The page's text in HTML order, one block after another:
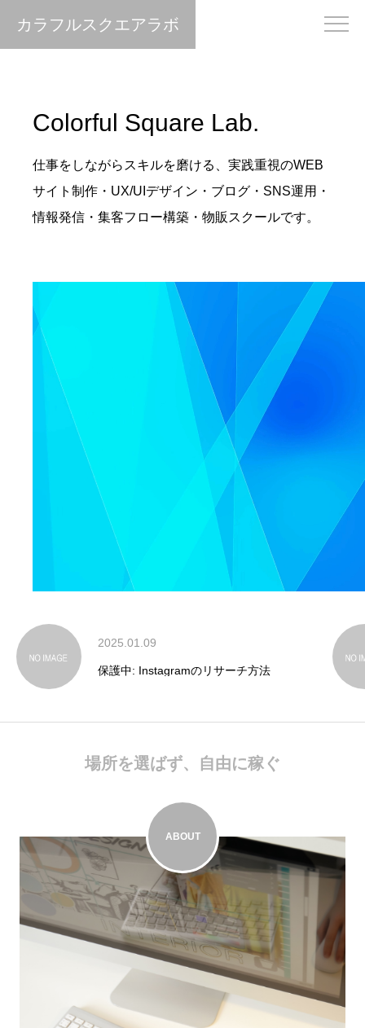
カラフルスクエアラボ
Colorful Square Lab.
仕事をしながらスキルを磨ける、実践重視のWEB
サイト制作・UX/UIデザイン・ブログ・SNS運用・
情報発信・集客フロー構築・物販スクールです。
2025.01.09
保護中: Instagramのリサーチ方法
場所を選ばず、自由に稼ぐ
ABOUT